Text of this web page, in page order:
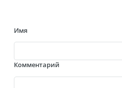
Имя
Комментарий